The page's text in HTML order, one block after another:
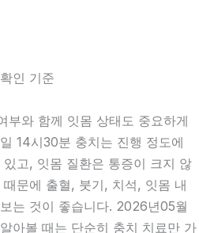
인 기준
부와 함께 잇몸 상태도 중요하게
14시30분 충치는 진행 정도에
고, 잇몸 질환은 통증이 크지 않
문에 출혈, 붓기, 치석, 잇몸 내
는 것이 좋습니다. 2026년05월
아볼 때는 단순히 충치 치료만 가